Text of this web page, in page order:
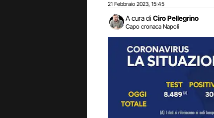
21 Febbraio 2023 15:45
A cura di Ciro Pellegrino
Capo cronaca Napoli